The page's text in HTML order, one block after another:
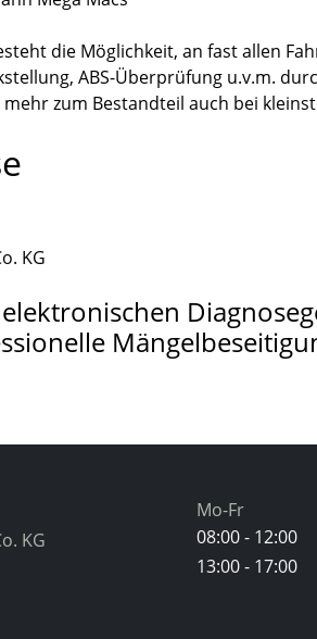
die Möglichkeit, an fast allen
ABS-Überprüfung u.v.m.
zum Bestandteil auch bei
KG
Mo-Fr
08:00 - 12:00
13:00 - 17:00